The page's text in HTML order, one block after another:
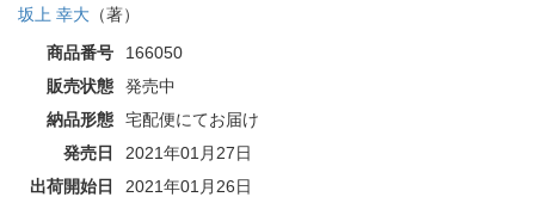
坂上 幸大 （著）
商品番号
166050
販売状態
発売中
納品形態
宅配便にてお届け
発売日
2021年01月27日
出荷開始日
2021年01月26日